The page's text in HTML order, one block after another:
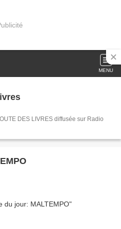
MENU
DES LIVRES diffusée sur Radio